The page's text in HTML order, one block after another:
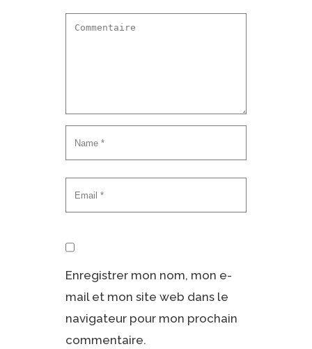
Enregistrer mon nom, mon e-
mail et mon site web dans le
navigateur pour mon prochain
commentaire.